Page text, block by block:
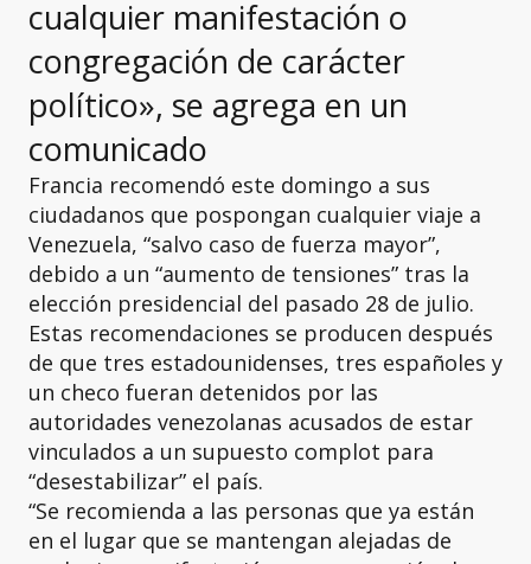
cualquier manifestación o
congregación de carácter
político», se agrega en un
comunicado
Francia recomendó este domingo a sus
ciudadanos que pospongan cualquier viaje a
Venezuela, “salvo caso de fuerza mayor”,
debido a un “aumento de tensiones” tras la
elección presidencial del pasado 28 de julio.
Estas recomendaciones se producen después
de que tres estadounidenses, tres españoles y
un checo fueran detenidos por las
autoridades venezolanas acusados de estar
vinculados a un supuesto complot para
“desestabilizar” el país.
“Se recomienda a las personas que ya están
en el lugar que se mantengan alejadas de